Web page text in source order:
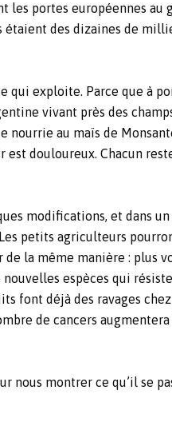
les portes européennes au
étaient des dizaines de
qui exploite. Parce que à
vivant près des
nourrie au maïs de
douloureux. Chacun
modifications, et dans
petits agriculteurs
de la même manière : plus
espèces qui
font déjà des ravages
de cancers
nous montrer ce qu’il se